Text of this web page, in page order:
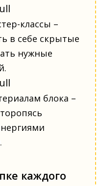
классы –
в себе скрытые
нужные
блока –
каждого